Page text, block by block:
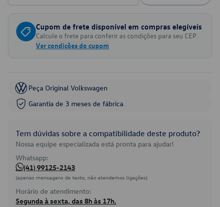
Cupom de frete disponível em compras elegíveis
Calcule o frete para conferir as condições para seu CEP.
Ver condições do cupom
Peça Original Volkswagen
Garantia de 3 meses de fábrica
Tem dúvidas sobre a compatibilidade deste produto?
Nossa equipe especializada está pronta para ajudar!
Whatsapp:
(41) 99125-2143
(apenas mensagens de texto, não atendemos ligações)
Horário de atendimento:
Segunda à sexta, das 8h às 17h.